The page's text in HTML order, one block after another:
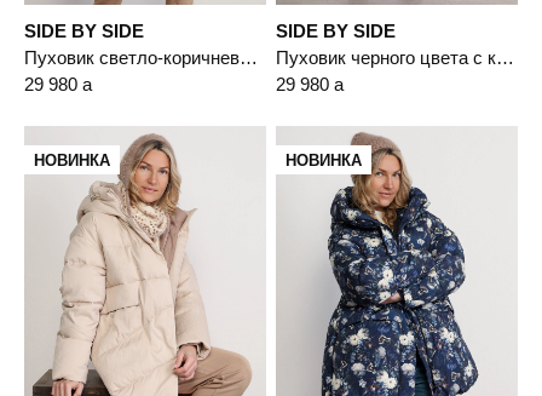
SIDE BY SIDE
Пуховик светло-коричневого цвета с капюшоном
29 980 a
SIDE BY SIDE
Пуховик черного цвета с капюшоном
29 980 a
НОВИНКА НОВИНКА